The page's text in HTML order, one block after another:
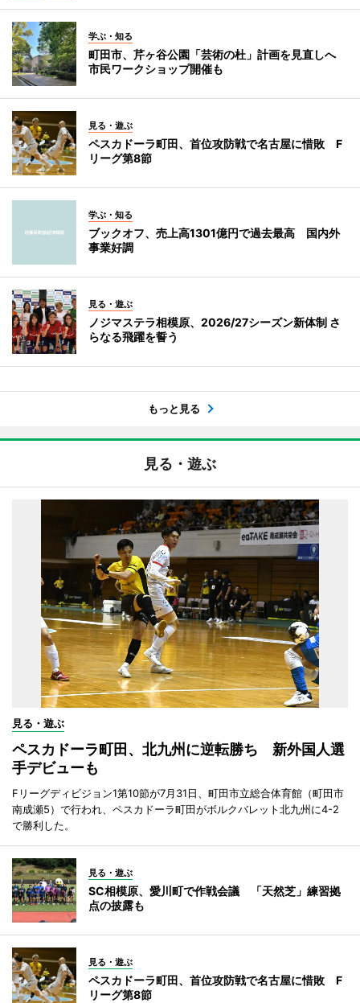
学ぶ・知る
町田市、芹ヶ谷公園「芸術の杜」計画を見直しへ
市民ワークショップ開催も
見る・遊ぶ
ペスカドーラ町田、首位攻防戦で名古屋に惜敗 F
リーグ第8節
学ぶ・知る
ブックオフ、売上高1301億円で過去最高 国内外
事業好調
見る・遊ぶ
ノジマステラ相模原、2026/27シーズン新体制 さ
らなる飛躍を誓う
もっと見る
見る・遊ぶ
見る・遊ぶ
ペスカドーラ町田、北九州に逆転勝ち 新外国人選
手デビューも
Fリーグディビジョン1第10節が7月31日、町田市立総合体育館（町田市
南成瀬5）で行われ、ペスカドーラ町田がボルクバレット北九州に4-2
で勝利した。
見る・遊ぶ
SC相模原、愛川町で作戦会議 「天然芝」練習拠
点の披露も
見る・遊ぶ
ペスカドーラ町田、首位攻防戦で名古屋に惜敗 F
リーグ第8節